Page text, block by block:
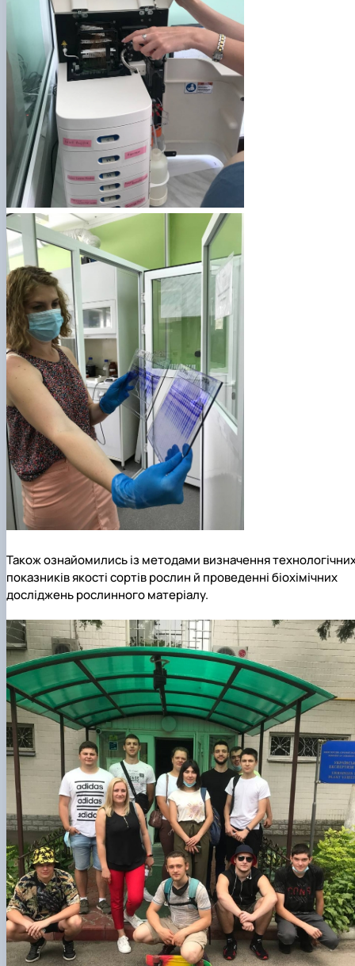
Також ознайомились із методами визначення
показників якості сортів рослин й проведенні біохімічних
досліджень рослинного матеріалу.